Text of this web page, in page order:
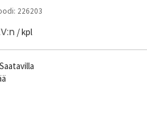
226203
/ kpl
Saatavilla